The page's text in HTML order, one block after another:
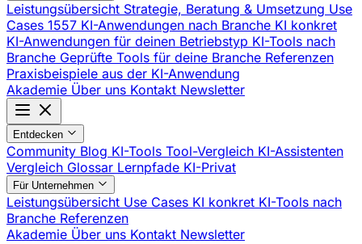
Leistungsübersicht Strategie, Beratung & Umsetzung Use
Cases 1557 KI-Anwendungen nach Branche KI konkret
KI-Anwendungen für deinen Betriebstyp KI-Tools nach
Branche Geprüfte Tools für deine Branche Referenzen
Praxisbeispiele aus der KI-Anwendung
Akademie Über uns Kontakt Newsletter
Entdecken
Community Blog KI-Tools Tool-Vergleich KI-Assistenten
Vergleich Glossar Lernpfade KI-Privat
Für Unternehmen
Leistungsübersicht Use Cases KI konkret KI-Tools nach
Branche Referenzen
Akademie Über uns Kontakt Newsletter